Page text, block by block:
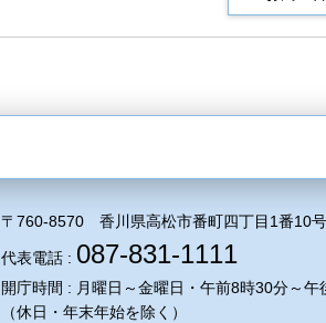
〒760-8570 香川県高松市番町四丁目1番10号
代表電話 : 087-831-1111
開庁時間 : 月曜日～金曜日・午前8時30分～午
（休日・年末年始を除く）